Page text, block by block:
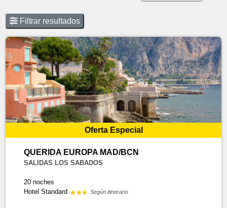
Filtrar resultados
Oferta Especial
QUERIDA EUROPA MAD/BCN
SALIDAS LOS SABADOS
20 noches
Hotel Standard
Según itinerario